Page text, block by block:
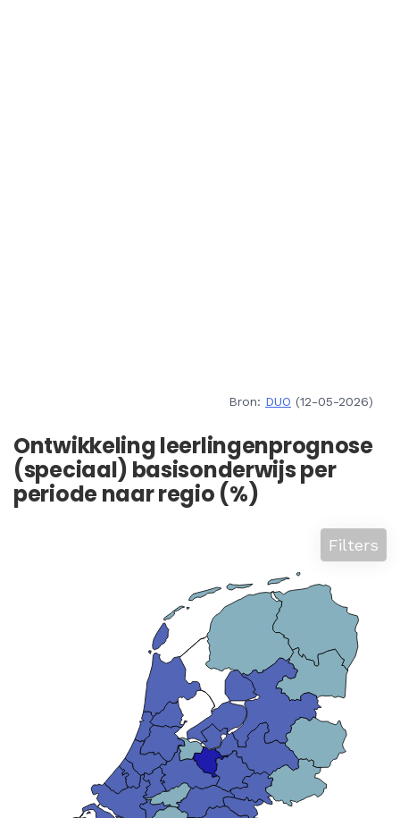
Bron: DUO (12-05-2026)
Ontwikkeling leerlingenprognose
(speciaal) basisonderwijs per
periode naar regio (%)
Filters